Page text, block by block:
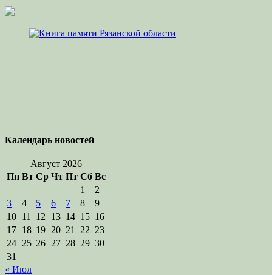
Календарь новостей
Август 2026
Пн Вт Ср Чт Пт Сб Вс
1
2
3
4 5 6 7 8
9
10 11 12 13 14 15 16
17 18 19 20 21 22 23
24 25 26 27 28 29 30
31
« Июл